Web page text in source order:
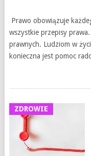
Prawo obowiązuje
wszystkie przepisy
prawnych. Ludziom w
konieczna jest pomoc
ZDROWIE